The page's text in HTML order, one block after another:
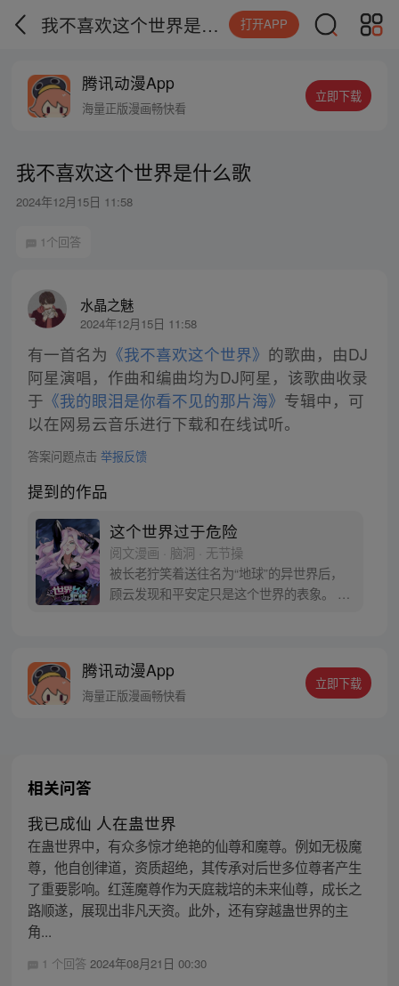
我不喜欢这个世界是什么歌 打开APP
腾讯动漫App
海量正版漫画畅快看
立即下载
我不喜欢这个世界是什么歌
2024年12月15日 11:58
1个回答
水晶之魅
2024年12月15日 11:58
有一首名为 《我不喜欢这个世界》 的歌曲，由DJ
阿星演唱，作曲和编曲均为DJ阿星，该歌曲收录
于 《我的眼泪是你看不见的那片海》 专辑中，可
以在网易云音乐进行下载和在线试听。
答案问题点击 举报反馈
提到的作品
这个世界过于危险
阅文漫画 · 脑洞 · 无节操
被长老狞笑着送往名为“地球”的异世界后，
顾云发现和平安定只是这个世界的表象。 恶
不能寐的都市传说诞生了 《这个世界过于危
险》每周三、六双更，读者群：561675062
腾讯动漫App
海量正版漫画畅快看
立即下载
相关问答
我已成仙 人在蛊世界
在蛊世界中，有众多惊才绝艳的仙尊和魔尊。例如无极魔
尊，他自创律道，资质超绝，其传承对后世多位尊者产生
了重要影响。红莲魔尊作为天庭栽培的未来仙尊，成长之
路顺遂，展现出非凡天资。此外，还有穿越蛊世界的主
角...
1 个回答 2024年08月21日 00:30